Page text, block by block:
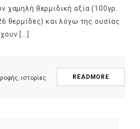
χαμηλή θερμιδική αξία (100γρ.
θερμίδες) και λόγω της ουσίας
[…]
, ιστορίες
READMORE